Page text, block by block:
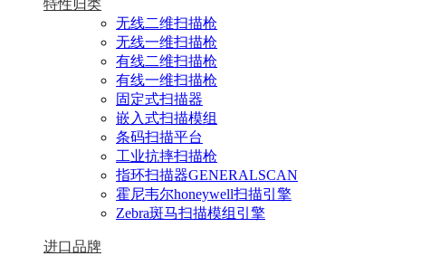
特性归类
无线二维扫描枪
无线一维扫描枪
有线二维扫描枪
有线一维扫描枪
固定式扫描器
嵌入式扫描模组
条码扫描平台
工业抗摔扫描枪
指环扫描器GENERALSCAN
霍尼韦尔honeywell扫描引擎
Zebra斑马扫描模组引擎
进口品牌